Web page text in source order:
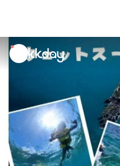
unread
notifications